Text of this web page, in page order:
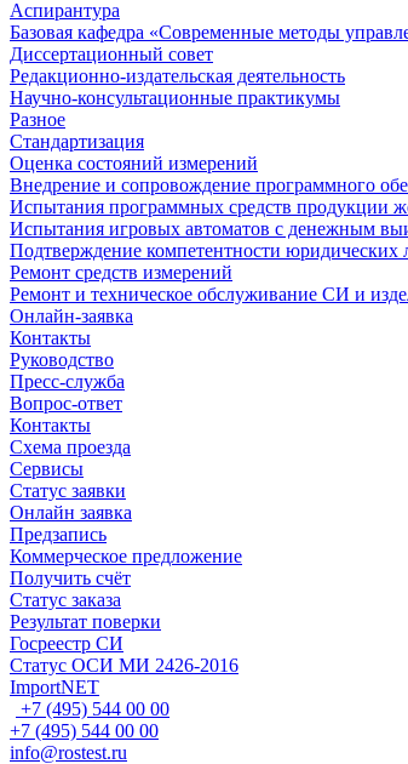
Аспирантура
Базовая кафедра «Современные методы
Диссертационный совет
Редакционно-издательская деятельность
Научно-консультационные практикумы
Разное
Стандартизация
Оценка состояний измерений
Внедрение и сопровождение программного
Испытания программных средств продукции
Испытания игровых автоматов с денежным
Подтверждение компетентности юридических
Ремонт средств измерений
Ремонт и техническое обслуживание СИ и
Онлайн-заявка
Контакты
Руководство
Пресс-служба
Вопрос-ответ
Контакты
Схема проезда
Сервисы
Статус заявки
Онлайн заявка
Предзапись
Коммерческое предложение
Получить счёт
Статус заказа
Результат поверки
Госреестр СИ
Статус ОСИ МИ 2426-2016
ImportNET
+7 (495) 544 00 00
+7 (495) 544 00 00
info@rostest.ru